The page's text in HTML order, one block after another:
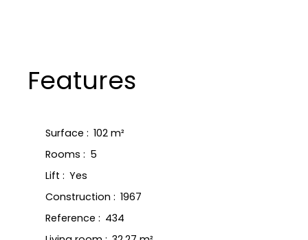
Features
Surface : 102 m²
Rooms : 5
Lift : Yes
Construction : 1967
Reference : 434